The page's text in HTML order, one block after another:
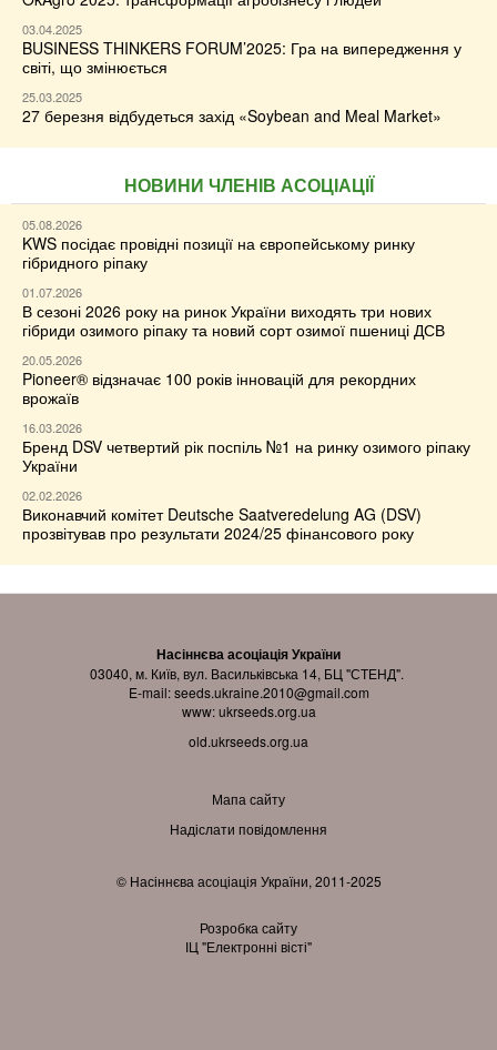
03.04.2025
BUSINESS THINKERS FORUM’2025: Гра на випередження у
світі, що змінюється
25.03.2025
27 березня відбудеться захід «Soybean and Meal Market»
НОВИНИ ЧЛЕНІВ АСОЦІАЦІЇ
05.08.2026
KWS посідає провідні позиції на європейському ринку
гібридного ріпаку
01.07.2026
В сезоні 2026 року на ринок України виходять три нових
гібриди озимого ріпаку та новий сорт озимої пшениці ДСВ
20.05.2026
Pioneer® відзначає 100 років інновацій для рекордних
врожаїв
16.03.2026
Бренд DSV четвертий рік поспіль №1 на ринку озимого ріпаку
України
02.02.2026
Виконавчий комітет Deutsche Saatveredelung AG (DSV)
прозвітував про результати 2024/25 фінансового року
Насіннєва асоціація України
03040, м. Київ, вул. Васильківська 14, БЦ "СТЕНД".
E-mail:seeds.ukraine.2010@gmail.com
www:ukrseeds.org.ua
old.ukrseeds.org.ua
Мапа сайту
Надіслати повідомлення
© Насіннєва асоціація України, 2011-2025
Розробка сайту
ІЦ "Електронні вісті"